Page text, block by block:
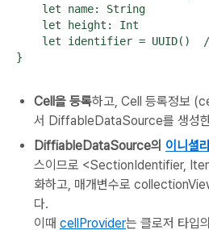
    let name: String
    let height: Int
let identifier = UUID()
}
Cell을 등록하고, Cell 등록정보
서 DiffableDataSource를 생성
DiffiableDataSource의 이니셜
스이므로 <SectionIdentifier,
화하고, 매개변수로
다.
이때 cellProvider는 클로저 타입